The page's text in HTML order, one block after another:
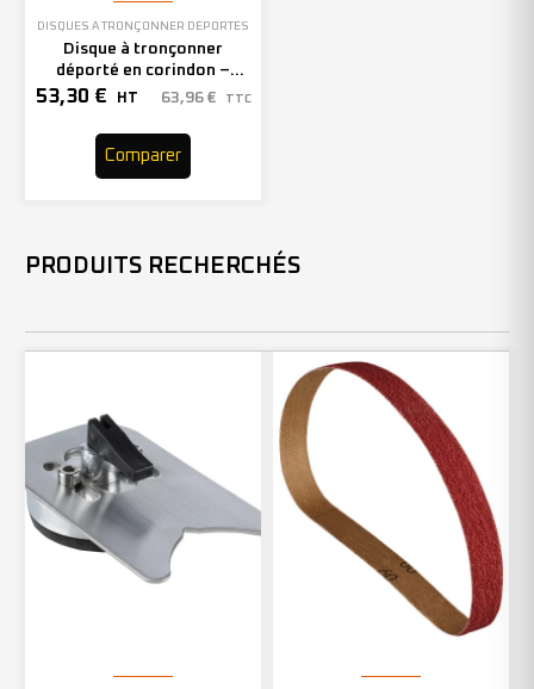
DISQUES À TRONÇONNER DÉPORTÉS
Disque à tronçonner
déporté en corindon –
115mm – 201086 (x25)
53,30 € HT 63,96 € TTC
Comparer
PRODUITS RECHERCHÉS